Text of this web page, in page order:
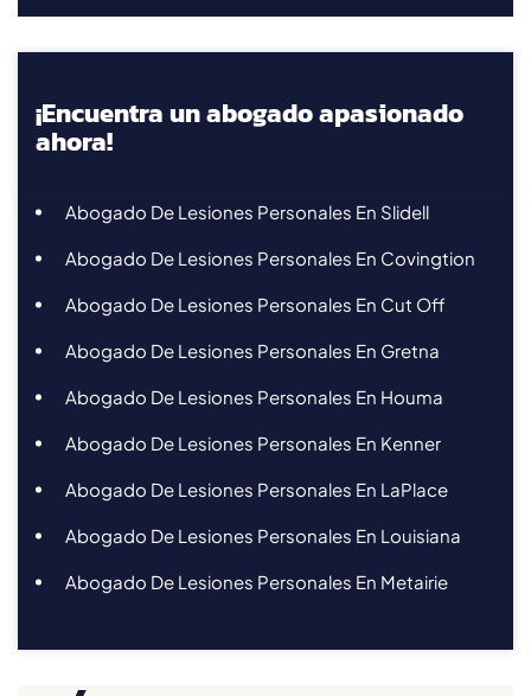
¡Encuentra un abogado apasionado
ahora!
Abogado De Lesiones Personales En Slidell
Abogado De Lesiones Personales En Covingtion
Abogado De Lesiones Personales En Cut Off
Abogado De Lesiones Personales En Gretna
Abogado De Lesiones Personales En Houma
Abogado De Lesiones Personales En Kenner
Abogado De Lesiones Personales En LaPlace
Abogado De Lesiones Personales En Louisiana
Abogado De Lesiones Personales En Metairie